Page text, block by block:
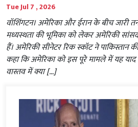
Tue Jul 7 , 2026
वॉशिंगटन। अमेरिका और ईरान के बीच जारी
मध्यस्थता की भूमिका को लेकर अमेरिकी
हैं। अमेरिकी सीनेटर रिक स्कॉट ने पाकिस्तान
कहा कि अमेरिका को इस पूरे मामले में यह याद
वास्तव में क्या […]